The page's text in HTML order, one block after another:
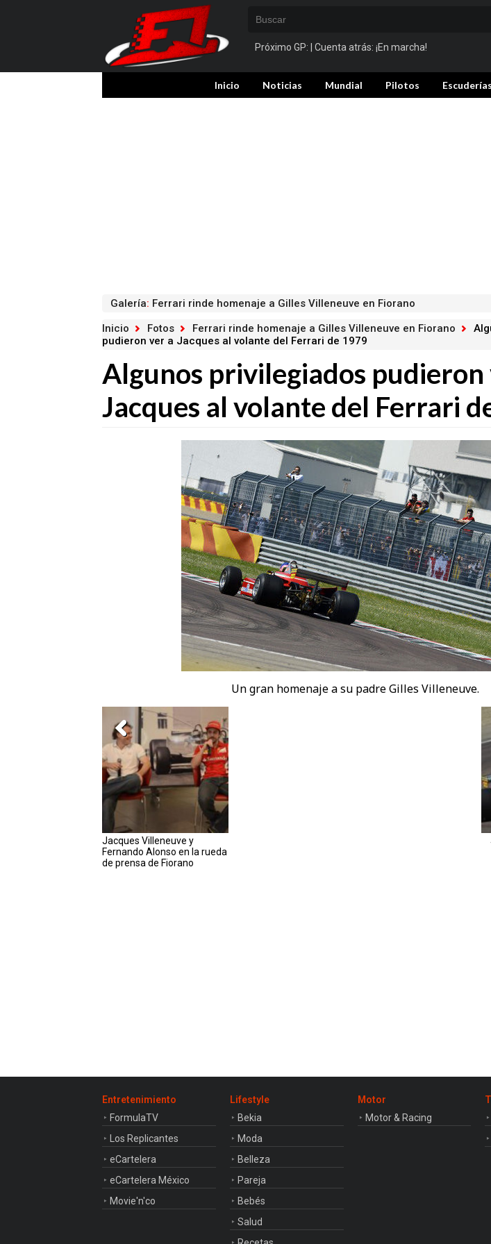
Próximo GP: | Cuenta atrás: ¡En marcha!
Inicio Noticias Mundial Pilotos Escuderías
Galería: Ferrari rinde homenaje a Gilles Villeneuve en Fiorano
Inicio
Fotos Ferrari rinde homenaje a Gilles Villeneuve en Fiorano
pudieron ver a Jacques al volante del Ferrari de 1979
Algunos privilegiados pudieron
Jacques al volante del Ferrari
Un gran homenaje a su padre Gilles Villeneuve.
Jacques Villeneuve y
Fernando Alonso en la rueda
de prensa de Fiorano
Entretenimiento
FormulaTV
Los Replicantes
eCartelera
eCartelera México
Movie'n'co
Lifestyle
Bekia
Moda
Belleza
Pareja
Bebés
Salud
Motor
Motor & Racing